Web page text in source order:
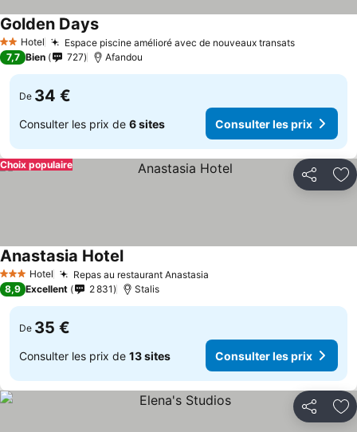
2 Étoiles
Hotel Espace piscine amélioré avec de nouveaux transats
Golden Days
7,7 Bien 727 Afandou
De 34 €
Consulter les prix de 6 sites Consulter les prix
Partager
Choix populaire
3 ÉtoilesHotel Repas au restaurant Anastasia
Anastasia Hotel
8,9 Excellent 2 831 Stalis
De 35 €
Consulter les prix de 13 sites Consulter les prix
Partager